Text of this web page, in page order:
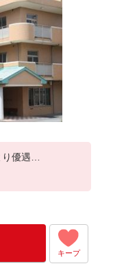
優遇
2,200円
キープ